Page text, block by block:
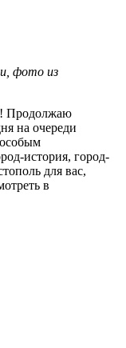
фото из
Продолжаю
на очереди
история, город-
для вас,
в